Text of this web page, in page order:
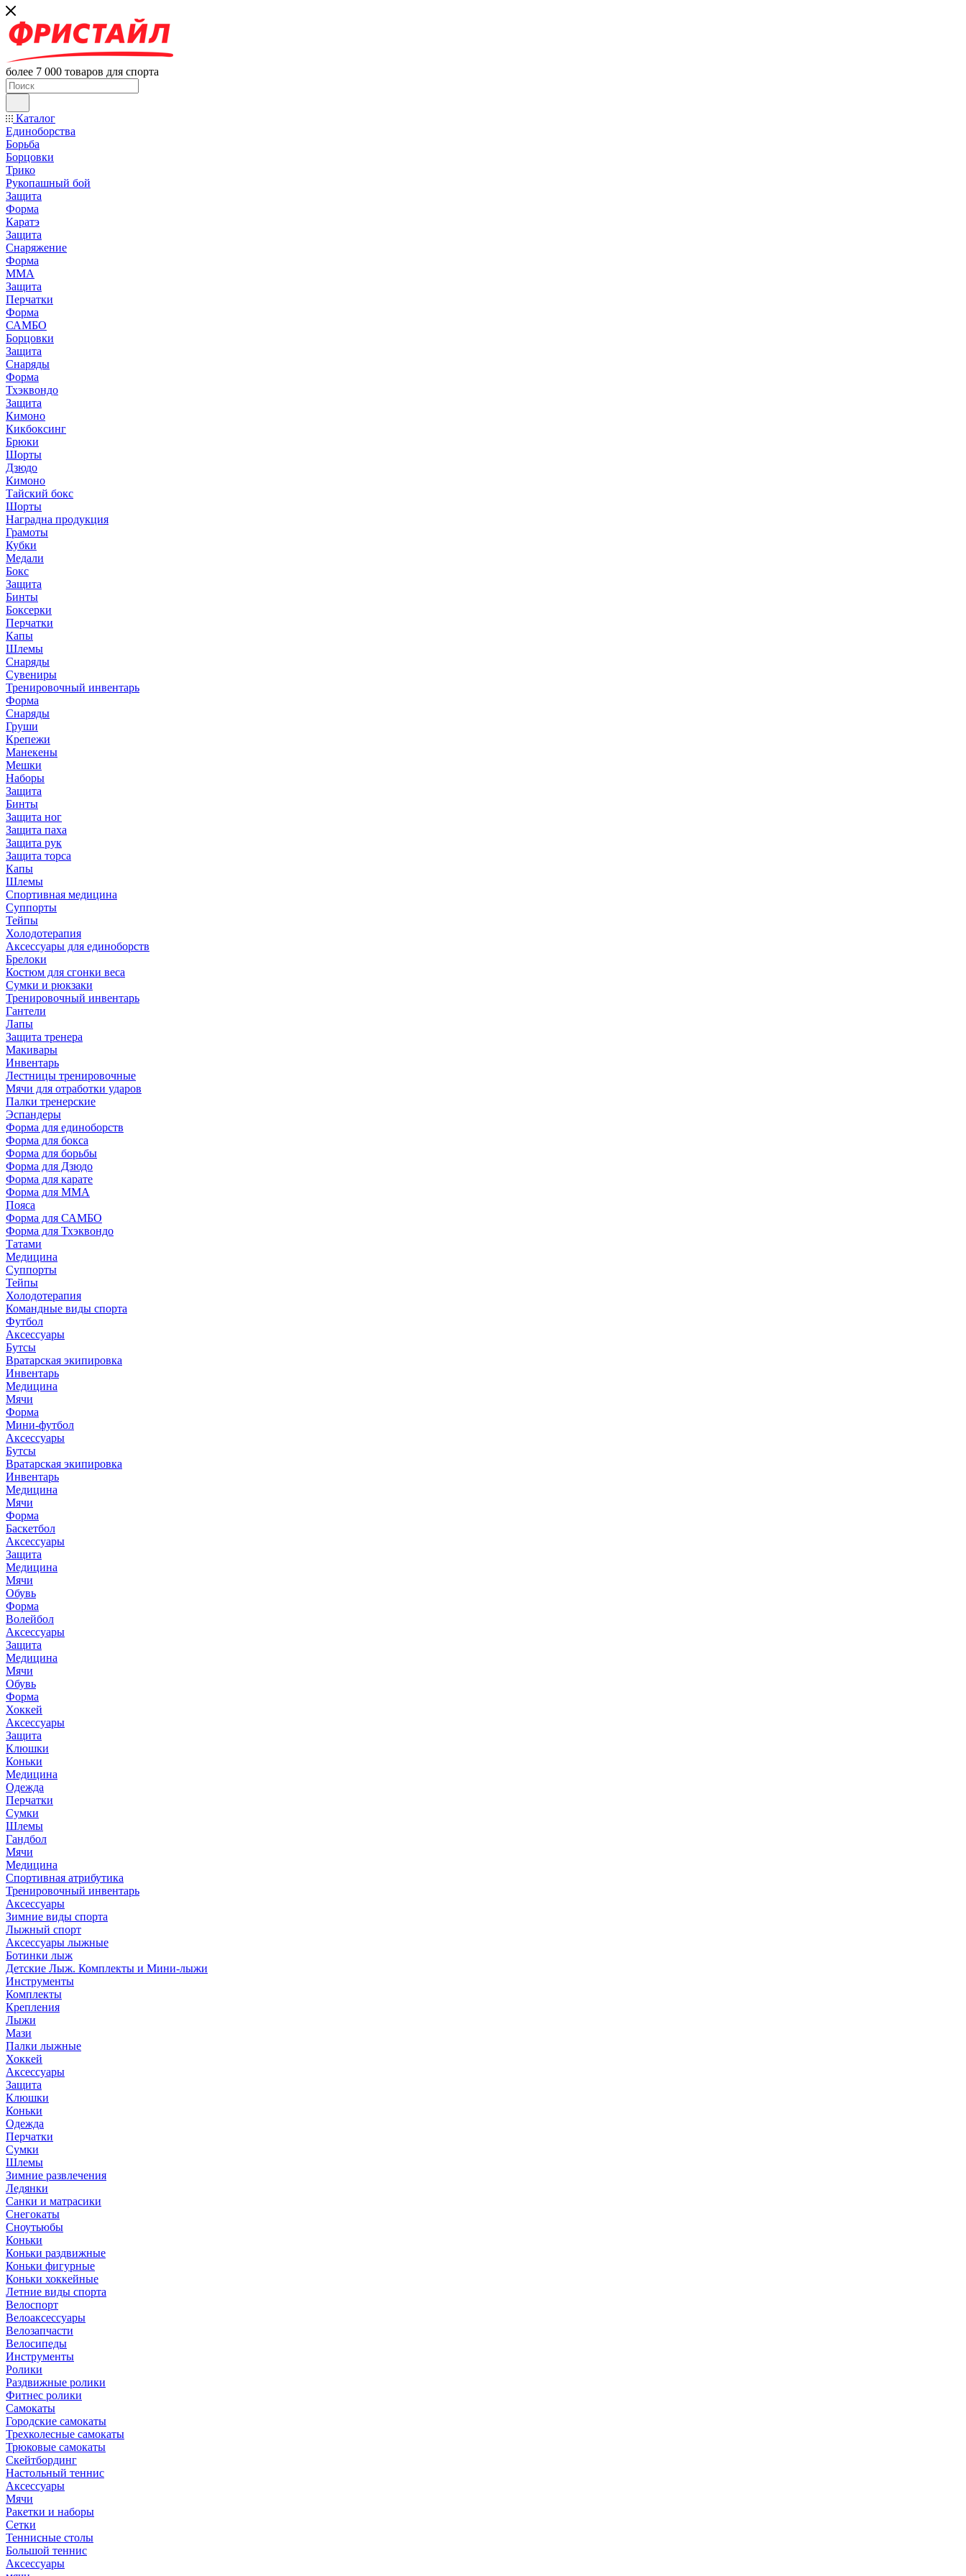
более 7 000 товаров для спорта
Каталог
Единоборства
Борьба
Борцовки
Трико
Рукопашный бой
Защита
Форма
Каратэ
Защита
Снаряжение
Форма
ММА
Защита
Перчатки
Форма
САМБО
Борцовки
Защита
Снаряды
Форма
Тхэквондо
Защита
Кимоно
Кикбоксинг
Брюки
Шорты
Дзюдо
Кимоно
Тайский бокс
Шорты
Наградна продукция
Грамоты
Кубки
Медали
Бокс
Защита
Бинты
Боксерки
Перчатки
Капы
Шлемы
Снаряды
Сувениры
Тренировочный инвентарь
Форма
Снаряды
Груши
Крепежи
Манекены
Мешки
Наборы
Защита
Бинты
Защита ног
Защита паха
Защита рук
Защита торса
Капы
Шлемы
Спортивная медицина
Суппорты
Тейпы
Холодотерапия
Аксессуары для единоборств
Брелоки
Костюм для сгонки веса
Сумки и рюкзаки
Тренировочный инвентарь
Гантели
Лапы
Защита тренера
Макивары
Инвентарь
Лестницы тренировочные
Мячи для отработки ударов
Палки тренерские
Эспандеры
Форма для единоборств
Форма для бокса
Форма для борьбы
Форма для Дзюдо
Форма для карате
Форма для MMA
Пояса
Форма для САМБО
Форма для Тхэквондо
Татами
Медицина
Суппорты
Тейпы
Холодотерапия
Командные виды спорта
Футбол
Аксессуары
Бутсы
Вратарская экипировка
Инвентарь
Медицина
Мячи
Форма
Мини-футбол
Аксессуары
Бутсы
Вратарская экипировка
Инвентарь
Медицина
Мячи
Форма
Баскетбол
Аксессуары
Защита
Медицина
Мячи
Обувь
Форма
Волейбол
Аксессуары
Защита
Медицина
Мячи
Обувь
Форма
Хоккей
Аксессуары
Защита
Клюшки
Коньки
Медицина
Одежда
Перчатки
Сумки
Шлемы
Гандбол
Мячи
Медицина
Спортивная атрибутика
Тренировочный инвентарь
Аксессуары
Зимние виды спорта
Лыжный спорт
Аксессуары лыжные
Ботинки лыж
Детские Лыж. Комплекты и Мини-лыжи
Инструменты
Комплекты
Крепления
Лыжи
Мази
Палки лыжные
Хоккей
Аксессуары
Защита
Клюшки
Коньки
Одежда
Перчатки
Сумки
Шлемы
Зимние развлечения
Ледянки
Санки и матрасики
Снегокаты
Сноутьюбы
Коньки
Коньки раздвижные
Коньки фигурные
Коньки хоккейные
Летние виды спорта
Велоспорт
Велоаксессуары
Велозапчасти
Велосипеды
Инструменты
Ролики
Раздвижные ролики
Фитнес ролики
Самокаты
Городские самокаты
Трехколесные самокаты
Трюковые самокаты
Скейтбординг
Настольный теннис
Аксессуары
Мячи
Ракетки и наборы
Сетки
Теннисные столы
Большой теннис
Аксессуары